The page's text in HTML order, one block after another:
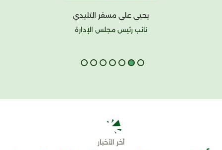
يحيى علي مسفر التليدي
نائب رئيس مجلس الإدارة
أخر الأخبار